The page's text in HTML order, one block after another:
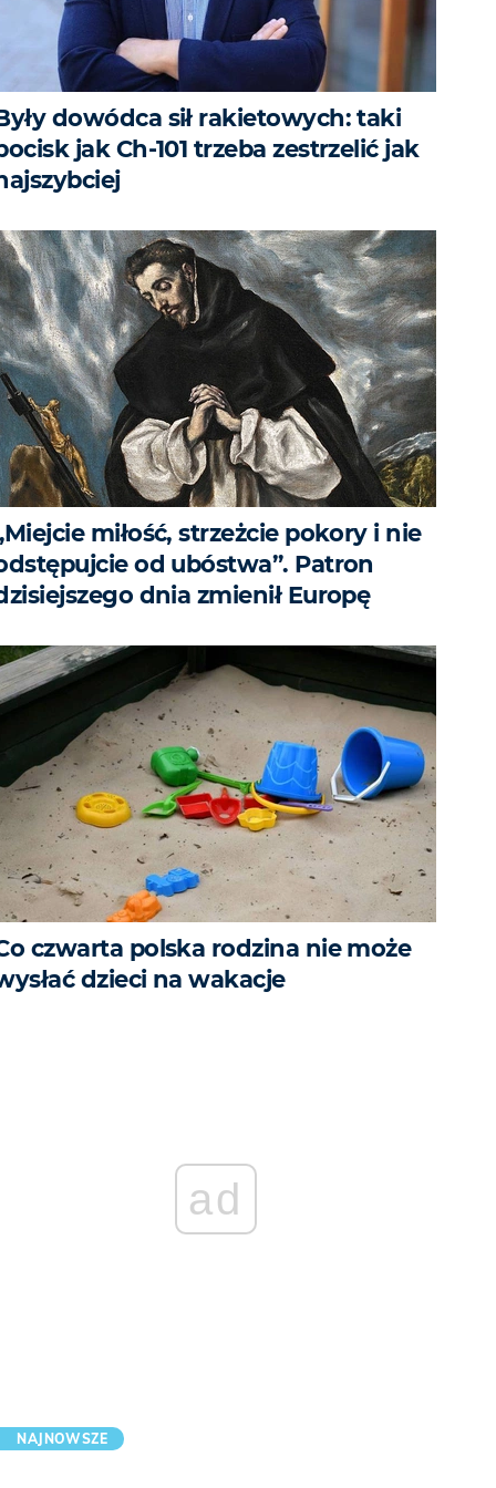
dowódca sił rakietowych: taki
jak Ch-101 trzeba zestrzelić jak
miłość, strzeżcie pokory i nie
od ubóstwa”. Patron
dnia zmienił Europę
czwarta polska rodzina nie może
dzieci na wakacje
ad
NAJNOWSZE